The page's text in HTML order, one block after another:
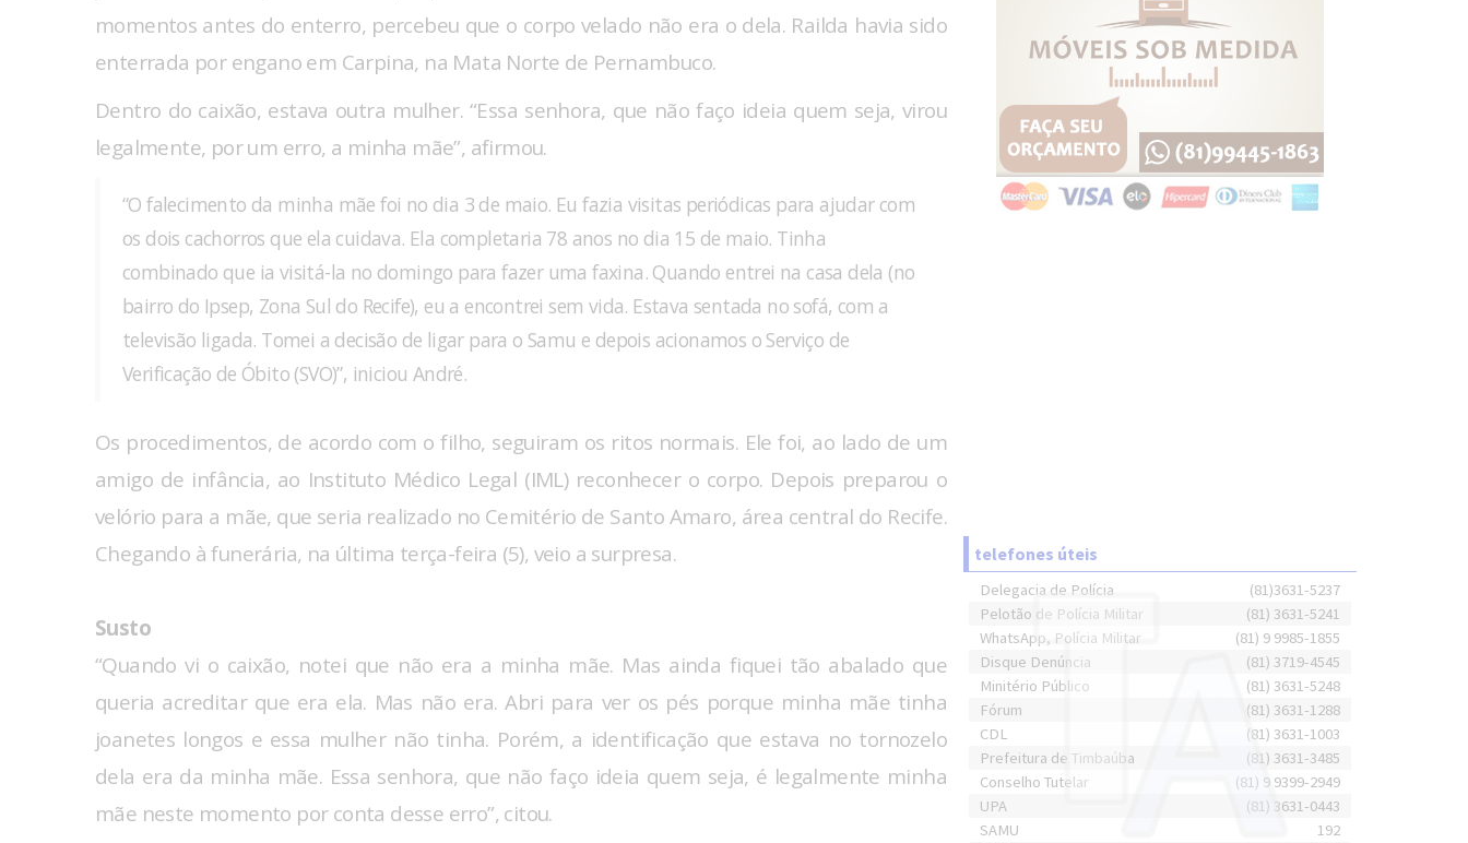
momentos antes do enterro, percebeu que o corpo velado não era o dela. Railda havia sido
enterrada por engano em Carpina, na Mata Norte de Pernambuco.
Dentro do caixão, estava outra mulher. “Essa senhora, que não faço ideia quem seja, virou
legalmente, por um erro, a minha mãe”, afirmou.
“O falecimento da minha mãe foi no dia 3 de maio. Eu fazia visitas periódicas para ajudar com
os dois cachorros que ela cuidava. Ela completaria 78 anos no dia 15 de maio. Tinha
combinado que ia visitá-la no domingo para fazer uma faxina. Quando entrei na casa dela (no
bairro do Ipsep, Zona Sul do Recife), eu a encontrei sem vida. Estava sentada no sofá, com a
televisão ligada. Tomei a decisão de ligar para o Samu e depois acionamos o Serviço de
Verificação de Óbito (SVO)”, iniciou André.
Os procedimentos, de acordo com o filho, seguiram os ritos normais. Ele foi, ao lado de um
amigo de infância, ao Instituto Médico Legal (IML) reconhecer o corpo. Depois preparou o
velório para a mãe, que seria realizado no Cemitério de Santo Amaro, área central do Recife.
Chegando à funerária, na última terça-feira (5), veio a surpresa.
Susto
“Quando vi o caixão, notei que não era a minha mãe. Mas ainda fiquei tão abalado que
queria acreditar que era ela. Mas não era. Abri para ver os pés porque minha mãe tinha
joanetes longos e essa mulher não tinha. Porém, a identificação que estava no tornozelo
dela era da minha mãe. Essa senhora, que não faço ideia quem seja, é legalmente minha
mãe neste momento por conta desse erro”, citou.
telefones úteis
Delegacia de Polícia
(81)3631-5237
Pelotão de Polícia Militar
(81) 3631-5241
WhatsApp, Polícia Militar
(81) 9 9985-1855
Disque Denúncia
(81) 3719-4545
Minitério Público
(81) 3631-5248
Fórum
(81) 3631-1288
CDL
(81) 3631-1003
Prefeitura de Timbaúba
(81) 3631-3485
Conselho Tutelar
(81) 9 9399-2949
UPA
(81) 3631-0443
SAMU
192